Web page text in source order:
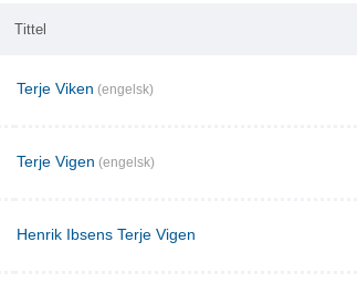
Tittel
Terje Viken (engelsk)
Terje Vigen (engelsk)
Henrik Ibsens Terje Vigen